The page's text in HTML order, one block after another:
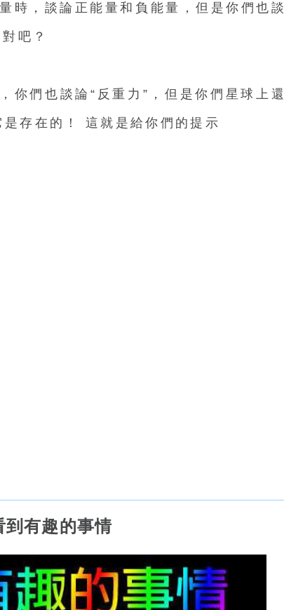
時，談論正能量和負能量，但是你們也談
吧？
你們也談論“反重力”，但是你們星球上還
存在的！ 這就是給你們的提示
到有趣的事情